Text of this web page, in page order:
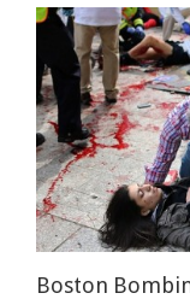
Boston